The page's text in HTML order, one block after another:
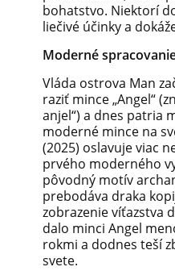
bohatstvo. Niektorí
liečivé účinky a
Moderné
Vláda ostrova Man
raziť mince „Angel“
anjel“) a dnes patria
moderné mince na
(2025) oslavuje viac
prvého moderného
pôvodný motív
prebodáva draka
zobrazenie víťazstva
dalo minci Angel
rokmi a dodnes teší
svete.